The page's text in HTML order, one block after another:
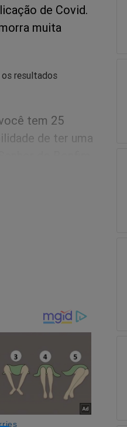
de Covid.
muita
resultados
tem 25
de ter uma
e cerveja
de
se fosse uma
sem
Mas ninguém
é uma que,
a minha
advirão.